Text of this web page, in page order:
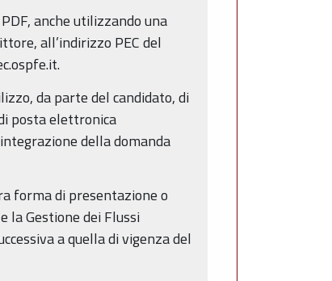
anche utilizzando una
all’indirizzo PEC del
da parte del candidato, di
posta elettronica
della domanda
forma di presentazione o
la Gestione dei Flussi
a quella di vigenza del